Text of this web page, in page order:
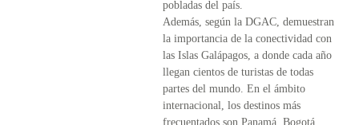
pobladas del país.
Además, según la DGAC, demuestran
la importancia de la conectividad con
las Islas Galápagos, a donde cada año
llegan cientos de turistas de todas
partes del mundo. En el ámbito
internacional, los destinos más
frecuentados son Panamá, Bogotá,